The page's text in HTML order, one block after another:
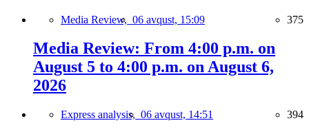
Media Review, 06 avqust, 15:09 375
Media Review: From 4:00 p.m. on
August 5 to 4:00 p.m. on August 6,
2026
Express analysis, 06 avqust, 14:51 394